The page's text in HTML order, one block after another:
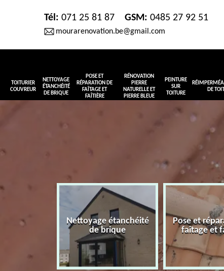
Tél: 071 25 81 87 GSM: 0485 27 92 51
mourarenovation.be@gmail.com
TOITURIER
COUVREUR
NETTOYAGE
ÉTANCHÉITÉ
DE BRIQUE
POSE ET
RÉPARATION DE
FAÎTAGE ET
FAÎTIÈRE
RÉNOVATION
PIERRE
NATURELLE ET
PIERRE BLEUE
PEINTURE
SUR
TOITURE
DE
Nettoyage étanchéité
de brique
Pose et
faîtage et